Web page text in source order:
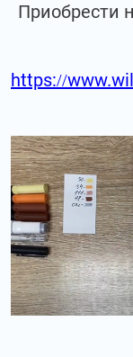
Приобрести
https://